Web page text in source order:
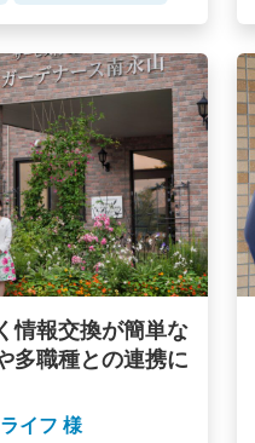
情報交換が簡単な
多職種との連携に
イフ 様